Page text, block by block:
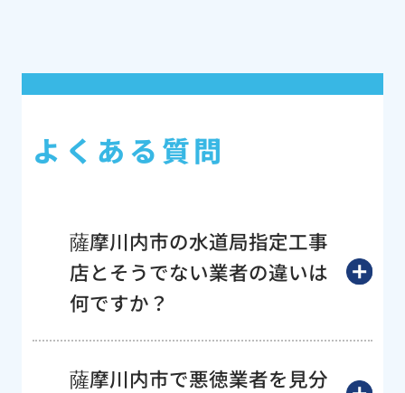
よくある質問
薩摩川内市の水道局指定工事
店とそうでない業者の違いは
何ですか？
薩摩川内市で悪徳業者を見分